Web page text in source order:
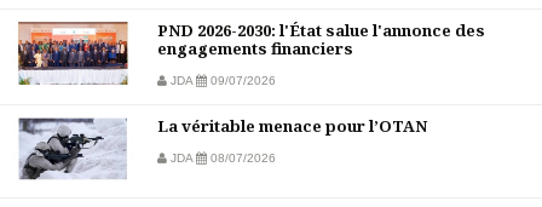
PND 2026-2030: l'État salue l'annonce des
engagements financiers
JDA 09/07/2026
La véritable menace pour l’OTAN
JDA 08/07/2026